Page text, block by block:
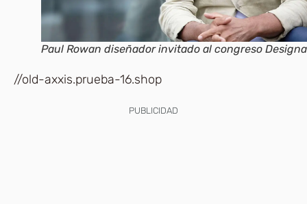
Paul Rowan diseñador invitado al congreso
//old-axxis.prueba-16.shop
PUBLICIDAD